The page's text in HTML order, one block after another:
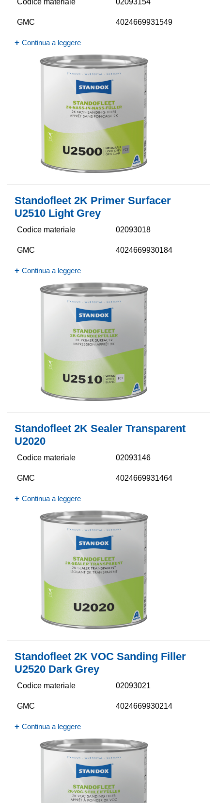
Codice materiale 02093154
GMC 4024669931549
Continua a leggere
Standofleet 2K Primer Surfacer
U2510 Light Grey
Codice materiale 02093018
GMC 4024669930184
Continua a leggere
Standofleet 2K Sealer Transparent
U2020
Codice materiale 02093146
GMC 4024669931464
Continua a leggere
Standofleet 2K VOC Sanding Filler
U2520 Dark Grey
Codice materiale 02093021
GMC 4024669930214
Continua a leggere